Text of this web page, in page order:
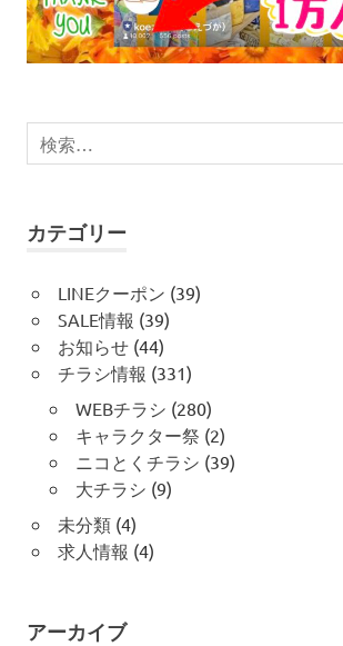
ー
シ
ョ
ン
カテゴリー
LINEクーポン (39)
SALE情報 (39)
お知らせ(44)
チラシ情報 (331)
WEBチラシ (280)
キャラクター祭 (2)
ニコとくチラシ (39)
大チラシ (9)
未分類(4)
求人情報 (4)
アーカイブ